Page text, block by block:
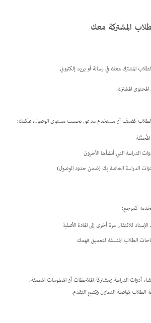
المشتركة معك
المشترك معك في رسالة أو بريد إلكتروني.
المشترك.
كضيف أو مستخدم مدعو. بحسب مستوى الوصول، يمكنك:
الدراسة التي أنشأها الآخرون
الدراسة الخاصة بك (ضمن حدود الوصول)
كمرجع:
للانتقال مرة أخرى إلى المادة الأصلية
الطلاب المنسقة لتعميق فهمك
أدوات الدراسة ومشاركة الملاحظات أو المعلومات المعمقة،
الطلاب لمواصلة التعاون وتتبع التقدم.